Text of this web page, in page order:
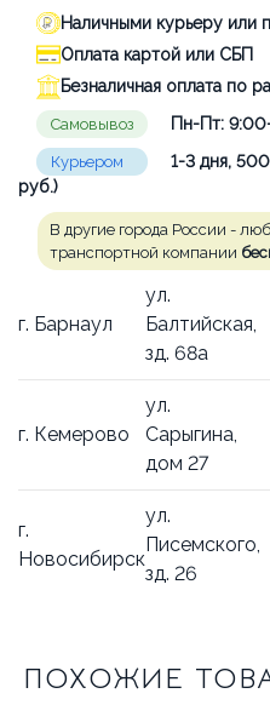
Наличными курьеру или
Оплата картой или СБП
Безналичная оплата по
Самовывоз Пн-Пт:
Курьером
1-3 дня,
руб.)
В другие города России -
транспортной компании
г. Барнаул
ул.
Балтийская,
зд. 68а
г. Кемерово
ул.
Сарыгина,
дом 27
г.
Новосибирск
ул.
Писемского,
зд. 26
ПОХОЖИЕ